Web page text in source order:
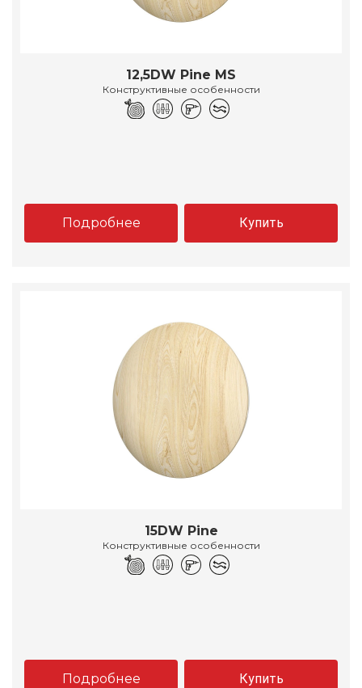
12,5DW Pine MS
Конструктивные особенности
Подробнее Купить
15DW Pine
Конструктивные особенности
Подробнее Купить